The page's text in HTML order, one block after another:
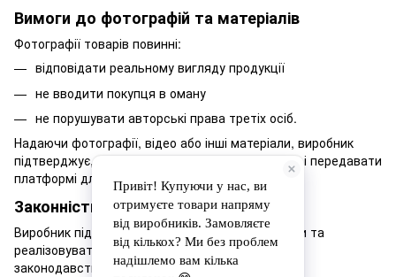
Вимоги до фотографій та матеріалів
Фотографії товарів повинні:
відповідати реальному вигляду продукції
не вводити покупця в оману
не порушувати авторські права третіх осіб.
Надаючи фотографії, відео або інші матеріали, виробник
підтверджує, що має право використовувати їх і передавати
платформі для публікації.
Законність реалізації товарів
Виробник підтверджує, що має право виробляти та
реалізовувати відповідні товари відповідно до
законодавства України.